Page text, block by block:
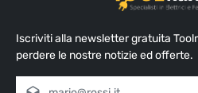
Iscriviti alla newsletter gratuita
perdere le nostre notizie ed offerte.
Indirizzo e-mail*